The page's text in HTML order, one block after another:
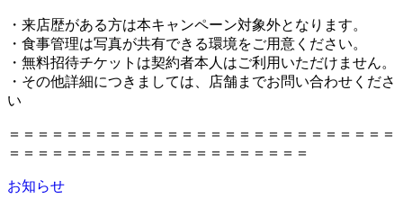
・来店歴がある方は本キャンペーン対象外となります。
・食事管理は写真が共有できる環境をご用意ください。
・無料招待チケットは契約者本人はご利用いただけません。
・その他詳細につきましては、店舗までお問い合わせくださ
い
＝＝＝＝＝＝＝＝＝＝＝＝＝＝＝＝＝＝＝＝＝＝＝＝＝＝＝
＝＝＝＝＝＝＝＝＝＝＝＝＝＝＝＝＝＝＝＝＝
お知らせ